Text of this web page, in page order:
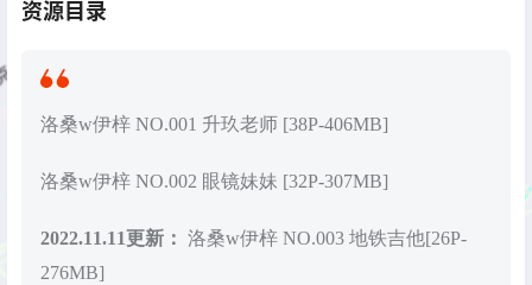
资源目录
洛桑w伊梓 NO.001 升玖老师 [38P-406MB]
洛桑w伊梓 NO.002 眼镜妹妹 [32P-307MB]
2022.11.11更新： 洛桑w伊梓 NO.003 地铁吉他[26P-
276MB]